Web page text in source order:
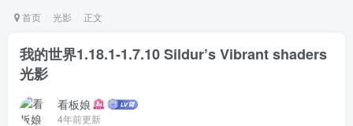
首页 光影 正文
我的世界1.18.1-1.7.10 Sildur’s Vibrant shaders
光影
看板娘
4年前更新